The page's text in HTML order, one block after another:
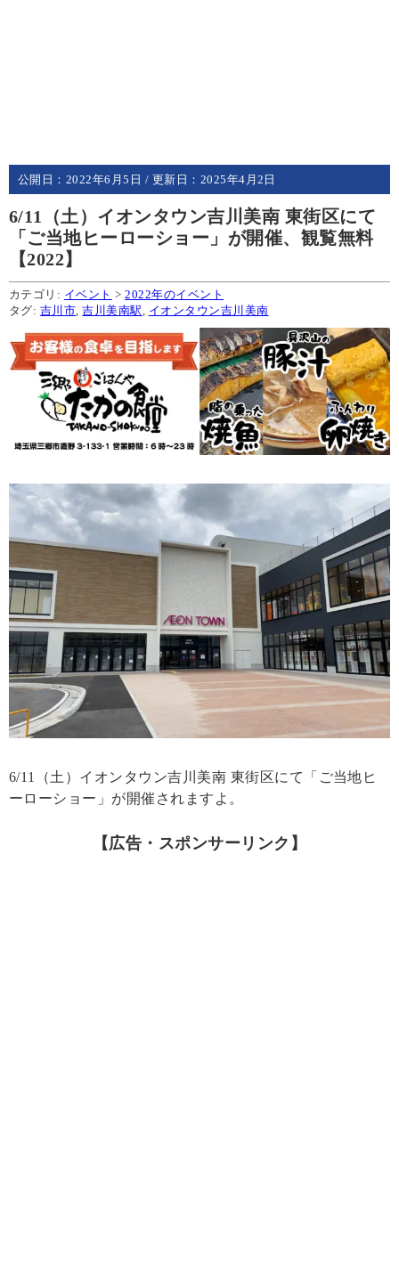
公開日： 2022年6月5日 / 更新日： 2025年4月2日
6/11（土）イオンタウン吉川美南 東街区にて
「ご当地ヒーローショー」が開催、観覧無料
【2022】
カテゴリ: イベント >2022年のイベント
タグ: 吉川市,吉川美南駅, イオンタウン吉川美南
6/11（土）イオンタウン吉川美南 東街区にて「ご当地ヒ
ーローショー」が開催されますよ。
【広告・スポンサーリンク】